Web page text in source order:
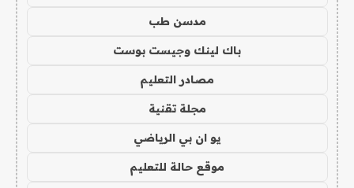
مدسن طب
باك لينك وجيست بوست
مصادر التعليم
مجلة تقنية
يو ان بي الرياضي
موقع حالة للتعليم